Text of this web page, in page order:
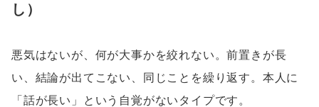
し）
悪気はないが、何が大事かを絞れない。前置きが長
い、結論が出てこない、同じことを繰り返す。本人に
「話が長い」という自覚がないタイプです。